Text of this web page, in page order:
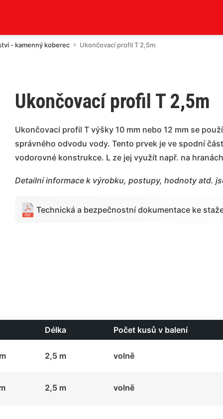
- kamenný koberec Ukončovací profil T 2,5m
Ukončovací profil T 2,5m
Ukončovací profil T výšky 10 mm nebo 12 mm se
správného odvodu vody. Tento prvek je ve spodní
vodorovné konstrukce. L ze jej využít např. na
Detailní informace k výrobku, postupy, hodnoty atd.
Technická a bezpečnostní dokumentace ke
Délka Počet kusů v balení
2,5 m volně
2,5 m volně